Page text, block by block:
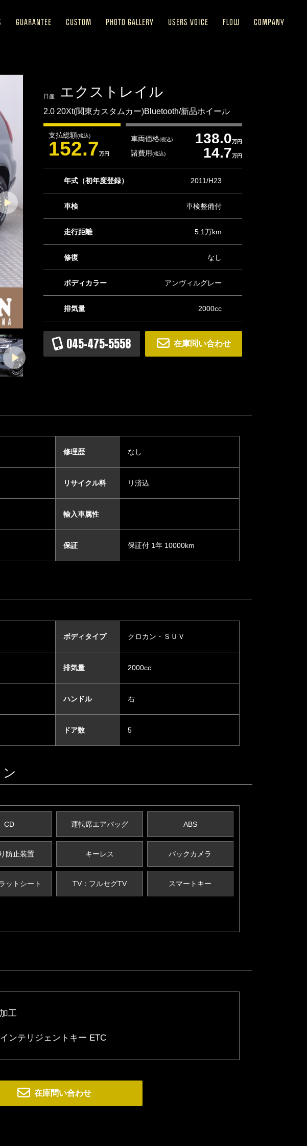
GUARANTEE CUSTOM PHOTO GALLERY USERS VOICE FLOW COMPANY
【インスタグラム #ブラックムーン ＠BLACKMOON0454755558】 カスタム
等、随時更新中です！！
日産 エクストレイル
2.0 20Xt(関東カスタムカー)Bluetooth/新品ホイール
支払総額(税込)
152.7万円
車両価格(税込) 138.0万円
諸費用(税込) 14.7万円
年式（初年度登録） 2011/H23
車検 車検整備付
走行距離 5.1万km
修復 なし
ボディカラー アンヴィルグレー
排気量 2000cc
045-475-5558 在庫問い合わせ
修理歴 なし
リサイクル料 リ済込
輸入車属性
保証 保証付 1年 10000km
ボディタイプ クロカン・ＳＵＶ
排気量 2000cc
ハンドル 右
ドア数 5
CD 運転席エアバッグ ABS
防止装置 キーレス バックカメラ
ットシート TV：フルセグTV スマートキー
工
ンテリジェントキー ETC
在庫問い合わせ